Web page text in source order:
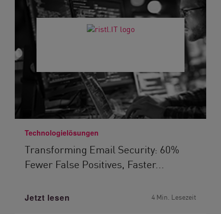
Technologielösungen
Transforming Email Security: 60%
Fewer False Positives, Faster...
Jetzt lesen 4 Min. Lesezeit